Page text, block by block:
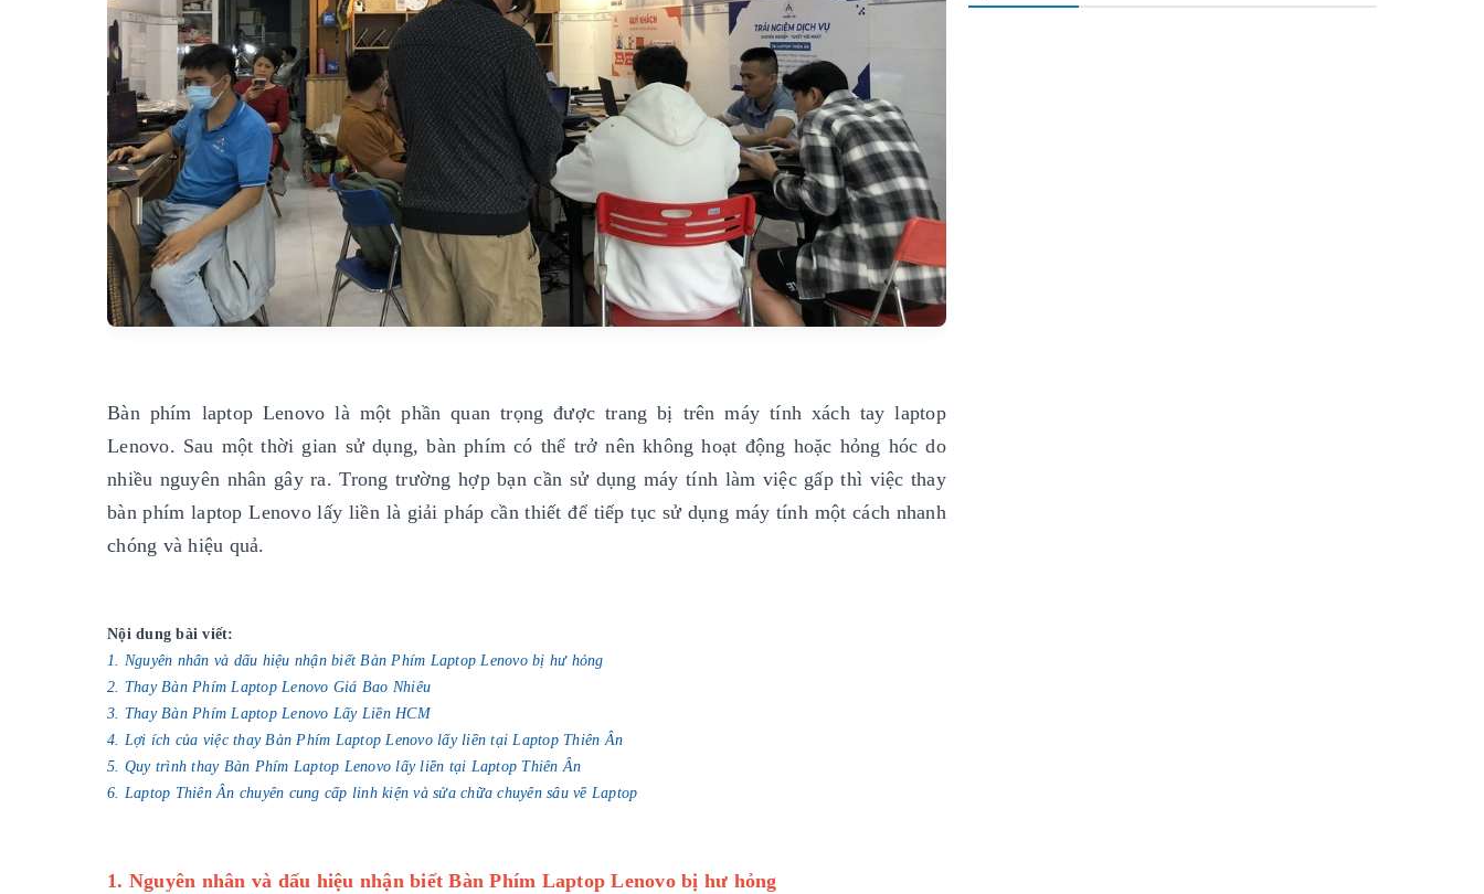
Bàn phím laptop Lenovo là một phần quan trọng được trang bị trên máy tính xách tay laptop
Lenovo. Sau một thời gian sử dụng, bàn phím có thể trở nên không hoạt động hoặc hỏng hóc do
nhiều nguyên nhân gây ra. Trong trường hợp bạn cần sử dụng máy tính làm việc gấp thì việc thay
bàn phím laptop Lenovo lấy liền là giải pháp cần thiết để tiếp tục sử dụng máy tính một cách nhanh
chóng và hiệu quả.
Nội dung bài viết:
1. Nguyên nhân và dấu hiệu nhận biết Bàn Phím Laptop Lenovo bị hư hỏng
2. Thay Bàn Phím Laptop Lenovo Giá Bao Nhiêu
3. Thay Bàn Phím Laptop Lenovo Lấy Liền HCM
4. Lợi ích của việc thay Bàn Phím Laptop Lenovo lấy liền tại Laptop Thiên Ân
5. Quy trình thay Bàn Phím Laptop Lenovo lấy liền tại Laptop Thiên Ân
6. Laptop Thiên Ân chuyên cung cấp linh kiện và sửa chữa chuyên sâu về Laptop
1. Nguyên nhân và dấu hiệu nhận biết Bàn Phím Laptop Lenovo bị hư hỏng